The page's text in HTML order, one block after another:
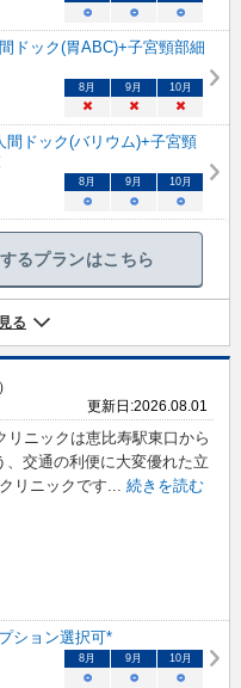
○ ○ ○
ドック(胃ABC)+子宮頸部細
8 月 9 月 10月
× × ×
間ドック(バリウム)+子宮頸
8 月 9 月 10月
○ ○ ○
るプランはこちら
る
更新日:2026.08.01
リニックは恵比寿駅東口から
、交通の利便に大変優れた立
リニックです... 続きを読む
ション選択可*
8月 9月 10月
○ ○ ○